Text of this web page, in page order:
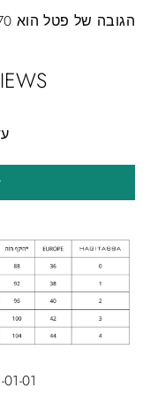
הגובה של פטל הוא 170 ס"מ והיא לובשת מידה1.
01